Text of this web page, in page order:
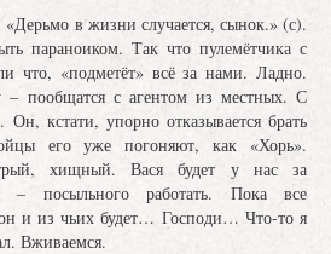
в жизни случается, сынок.» (с).
параноиком. Так что пулемётчика с
что, «подметёт» всё за нами. Ладно.
– пообщатся с агентом из местных. С
кстати, упорно отказывается брать
его уже погоняют, как «Хорь».
хищный. Вася будет у нас за
– посыльного работать. Пока все
и из чьих будет… Господи… Что-то я
Вживаемся.